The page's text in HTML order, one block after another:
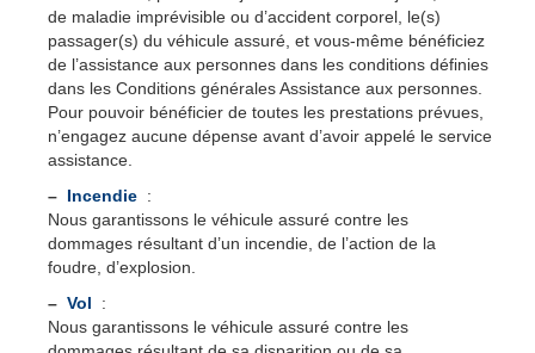
de maladie imprévisible ou d’accident corporel, le(s)
passager(s) du véhicule assuré, et vous-même bénéficiez
de l’assistance aux personnes dans les conditions définies
dans les Conditions générales Assistance aux personnes.
Pour pouvoir bénéficier de toutes les prestations prévues,
n’engagez aucune dépense avant d’avoir appelé le service
assistance.
– Incendie :
Nous garantissons le véhicule assuré contre les
dommages résultant d’un incendie, de l’action de la
foudre, d’explosion.
– Vol
:
Nous garantissons le véhicule assuré contre les